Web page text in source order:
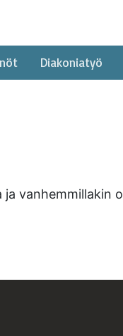
Diakoniatyö
vanhemmillakin